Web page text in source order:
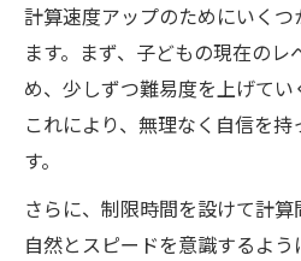
計算速度アップのためにいく
ます。まず、子どもの現在の
め、少しずつ難易度を上げてい
これにより、無理なく自信を
す。
さらに、制限時間を設けて計算
自然とスピードを意識するよ